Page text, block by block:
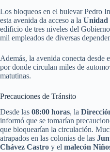
Los bloqueos en el bulevar Pedro
esta avenida da acceso a la Unidad
edificio de tres niveles del
mil empleados de diversas
Además, la avenida conecta desde
por donde circulan miles de
matutinas.
Precauciones de Tránsito
Desde las 08:00 horas, la
informó que se tomarían
que bloquearían la circulación.
atrapados en las colonias de las
Chávez Castro y el malecón